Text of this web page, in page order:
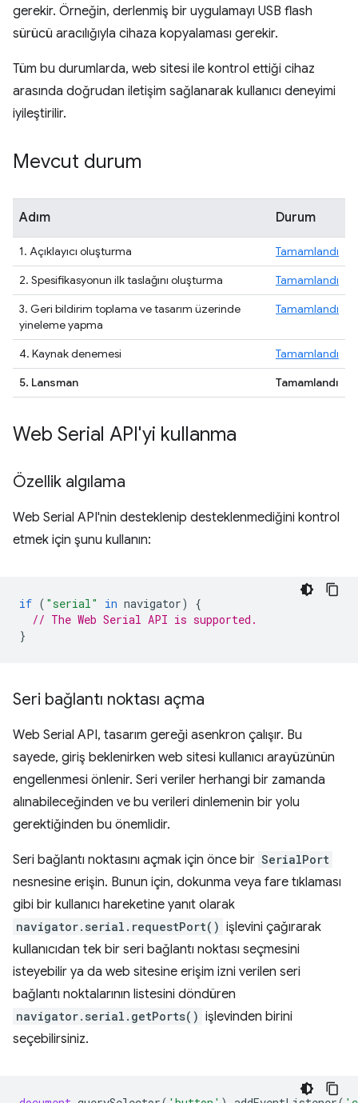
gerekir. Örneğin, derlenmiş bir uygulamayı USB flash
sürücü aracılığıyla cihaza kopyalaması gerekir.
Tüm bu durumlarda, web sitesi ile kontrol ettiği cihaz
arasında doğrudan iletişim sağlanarak kullanıcı deneyimi
iyileştirilir.
Mevcut durum
Adım Durum
1. Açıklayıcı oluşturma
Tamamlandı
2. Spesifikasyonun ilk taslağını oluşturma
Tamamlandı
3. Geri bildirim toplama ve tasarım üzerinde
yineleme yapma
Tamamlandı
4. Kaynak denemesi
Tamamlandı
5. Lansman
Tamamlandı
Web Serial API'yi kullanma
Özellik algılama
Web Serial API'nin desteklenip desteklenmediğini kontrol
etmek için şunu kullanın:
if ( "serial" in navigator)
{
// The Web Serial API is supported.
}
Seri bağlantı noktası açma
Web Serial API, tasarım gereği asenkron çalışır. Bu
sayede, giriş beklenirken web sitesi kullanıcı arayüzünün
engellenmesi önlenir. Seri veriler herhangi bir zamanda
alınabileceğinden ve bu verileri dinlemenin bir yolu
gerektiğinden bu önemlidir.
Seri bağlantı noktasını açmak için önce bir SerialPort
nesnesine erişin. Bunun için, dokunma veya fare tıklaması
gibi bir kullanıcı hareketine yanıt olarak
navigator.serial.requestPort() işlevini çağırarak
kullanıcıdan tek bir seri bağlantı noktası seçmesini
isteyebilir ya da web sitesine erişim izni verilen seri
bağlantı noktalarının listesini döndüren
navigator.serial.getPorts() işlevinden birini
seçebilirsiniz.